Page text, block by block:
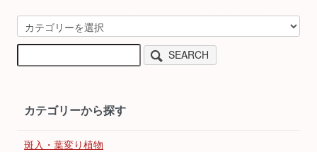
SEARCH
カテゴリーから探す
斑入・葉変り植物